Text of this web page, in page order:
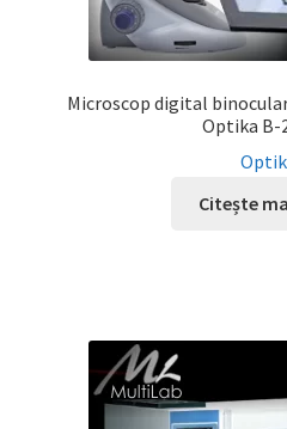
Microscop digital
Optika B-
Citește